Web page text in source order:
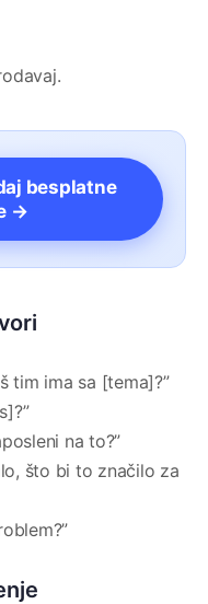
besplatne
→
tim ima sa [tema]?”
na to?”
što bi to značilo za